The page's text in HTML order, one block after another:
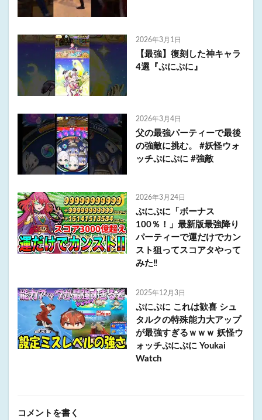
2026年3月1日
【最強】復刻した神キャラ
4選『ぷにぷに』
2026年3月4日
父の最強パーティーで最後
の強敵に挑む。 #妖怪ウォ
ッチぷにぷに #強敵
2026年3月24日
ぷにぷに「ボーナス
100％！」最新版最強降り
パーティーで運だけでカン
スト狙ってスコアタやって
みた‼
2025年12月3日
ぷにぷに これは歓喜 シュ
タルクの特殊能力大アップ
が最強すぎるｗｗｗ 妖怪ウ
ォッチぷにぷに Youkai
Watch
コメントを書く